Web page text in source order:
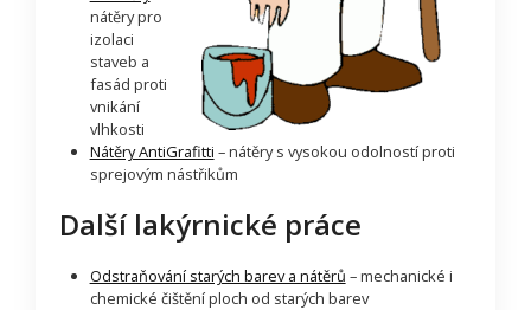
nátěry pro
izolaci
staveb a
fasád proti
vnikání
vlhkosti
Nátěry AntiGrafitti – nátěry s vysokou odolností proti
sprejovým nástřikům
Další lakýrnické práce
Odstraňování starých barev a nátěrů – mechanické i
chemické čištění ploch od starých barev